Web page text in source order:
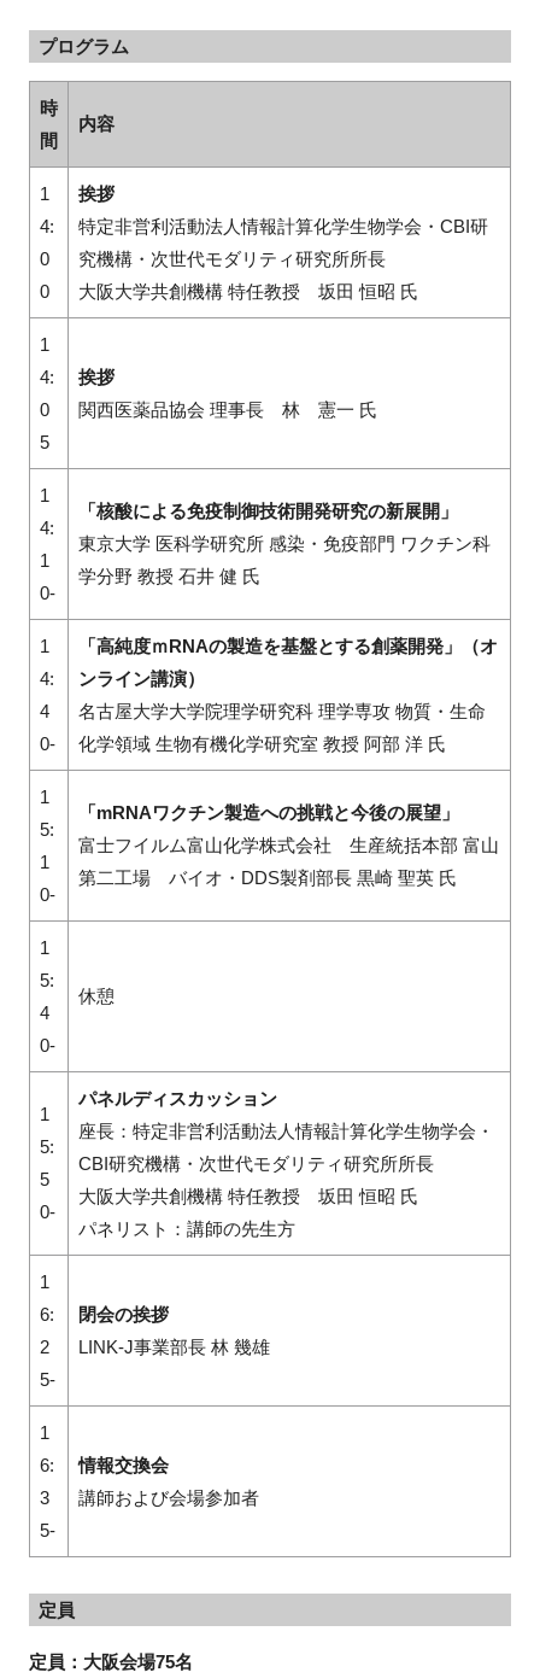
プログラム
時
間
内容
1
4:
0
0
挨拶
特定非営利活動法人情報計算化学生物学会・CBI研
究機構・次世代モダリティ研究所所長
大阪大学共創機構 特任教授 坂田 恒昭 氏
1
4:
0
5
挨拶
関西医薬品協会 理事長 林 憲一 氏
1
4:
1
0-
「核酸による免疫制御技術開発研究の新展開」
東京大学 医科学研究所 感染・免疫部門 ワクチン科
学分野 教授 石井 健 氏
1
4:
4
0-
「高純度ｍRNAの製造を基盤とする創薬開発」（オ
ンライン講演）
名古屋大学大学院理学研究科 理学専攻 物質・生命
化学領域 生物有機化学研究室 教授 阿部 洋 氏
1
5:
1
0-
「mRNAワクチン製造への挑戦と今後の展望」
富士フイルム富山化学株式会社 生産統括本部 富山
第二工場 バイオ・DDS製剤部長 黒崎 聖英 氏
1
5:
4
0-
休憩
1
5:
5
0-
パネルディスカッション
座長：特定非営利活動法人情報計算化学生物学会・
CBI研究機構・次世代モダリティ研究所所長
大阪大学共創機構 特任教授 坂田 恒昭 氏
パネリスト：講師の先生方
1
6:
2
5-
閉会の挨拶
LINK-J事業部長 林 幾雄
1
6:
3
5-
情報交換会
講師および会場参加者
定員
定員：大阪会場75名